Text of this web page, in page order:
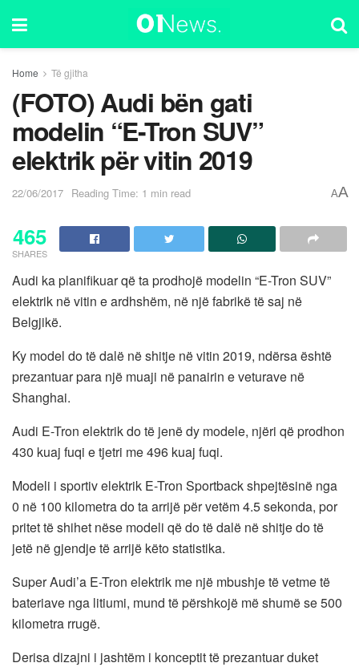
Home Të gjitha
(FOTO) Audi bën gati
modelin “E-Tron SUV”
elektrik për vitin 2019
22/06/2017 Reading Time: 1 min read AA
465
SHARES
Audi ka planifikuar që ta prodhojë modelin “E-Tron SUV”
elektrik në vitin e ardhshëm, në një fabrikë të saj në
Belgjikë.
Ky model do të dalë në shitje në vitin 2019, ndërsa është
prezantuar para një muaji në panairin e veturave në
Shanghai.
Audi E-Tron elektrik do të jenë dy modele, njëri që prodhon
430 kuaj fuqi e tjetri me 496 kuaj fuqi.
Modeli i sportiv elektrik E-Tron Sportback shpejtësinë nga
0 në 100 kilometra do ta arrijë për vetëm 4.5 sekonda, por
pritet të shihet nëse modeli që do të dalë në shitje do të
jetë në gjendje të arrijë këto statistika.
Super Audi’a E-Tron elektrik me një mbushje të vetme të
bateriave nga litiumi, mund të përshkojë më shumë se 500
kilometra rrugë.
Derisa dizajni i jashtëm i konceptit të prezantuar duket